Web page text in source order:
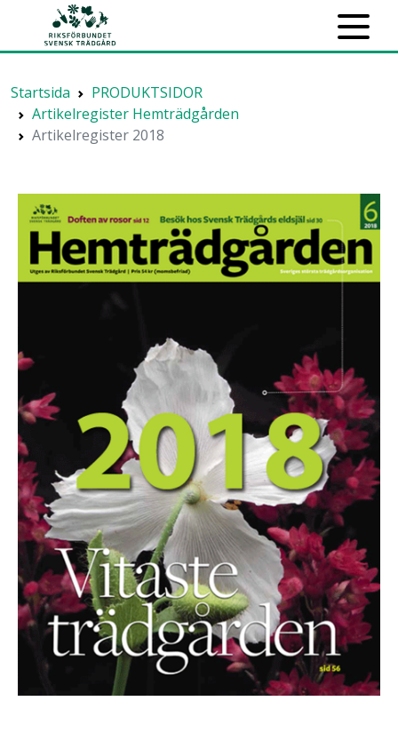
Startsida
PRODUKTSIDOR
Artikelregister Hemträdgården
Artikelregister 2018